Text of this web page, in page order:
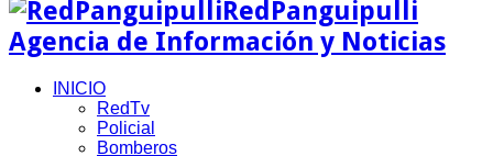
RedPanguipulli
Agencia de Información y Noticias
INICIO
RedTv
Policial
Bomberos